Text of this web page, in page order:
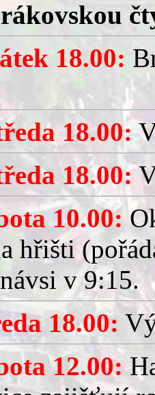
18.00:
18.00:
18.00:
10.00:
hřišti
v 9:15.
18.00:
12.00: